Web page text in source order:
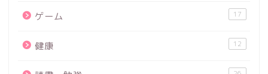
ゲーム 17
健康 12